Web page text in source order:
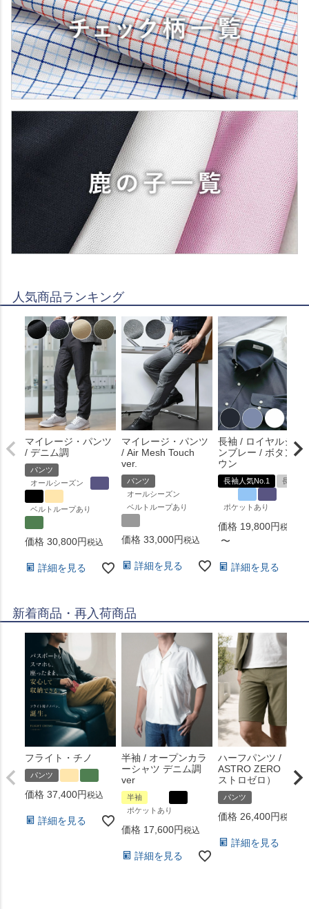
人気商品ランキング
マイレージ・パンツ
/ デニム調
パンツ
オールシーズン
ベルトループあり
価格 30,800 税込
詳細を見る
マイレージ・パンツ
/ Air Mesh Touch
ver.
パンツ
オールシーズン
ベルトループあり
価格 33,000 税込
詳細を見る
長袖 / ロイヤルシャ
ンブレー / ボタンダ
ウン
長袖人気No.1 長袖
ポケットあり
価格 19,800 税込
〜
詳細を見る
新着商品・再入荷商品
フライト・チノ
パンツ
価格 37,400 税込
詳細を見る
半袖 / オープンカラ
ーシャツ デニム調
ver
半袖
ポケットあり
価格 17,600 税込
詳細を見る
ハーフパンツ /
ASTRO ZERO （ア
ストロゼロ）
パンツ
価格 26,400 税込
詳細を見る